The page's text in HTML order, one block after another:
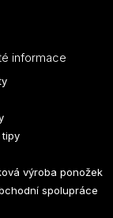
informace
tipy
výroba ponožek
spolupráce